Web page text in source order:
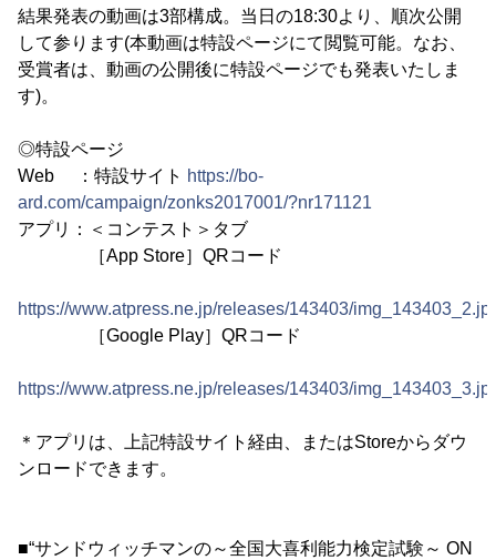
結果発表の動画は3部構成。当日の18:30より、順次公開
して参ります(本動画は特設ページにて閲覧可能。なお、
受賞者は、動画の公開後に特設ページでも発表いたしま
す)。
◎特設ページ
Web ：特設サイト https://bo-
ard.com/campaign/zonks2017001/?nr171121
アプリ：＜コンテスト＞タブ
［App Store］QRコード
https://www.atpress.ne.jp/releases/143403/
［Google Play］QRコード
https://www.atpress.ne.jp/releases/143403/
＊アプリは、上記特設サイト経由、またはStoreからダウ
ンロードできます。
■“サンドウィッチマンの～全国大喜利能力検定試験～ ON